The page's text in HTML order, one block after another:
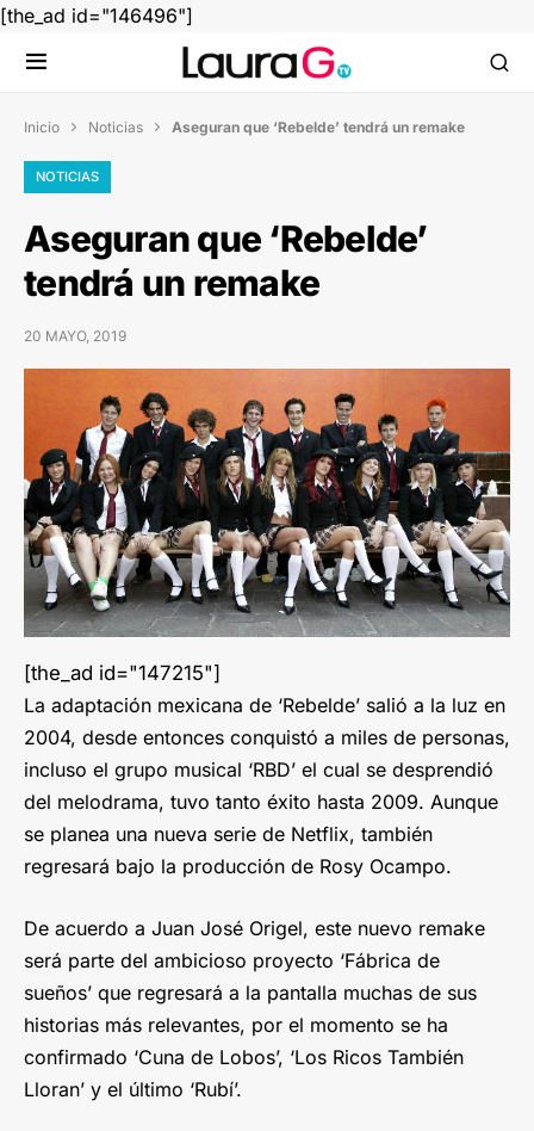
[the_ad id="146496"]
Inicio  Noticias  Aseguran que ‘Rebelde’ tendrá un remake
NOTICIAS
Aseguran que ‘Rebelde’
tendrá un remake
20 MAYO, 2019
[the_ad id="147215"]
La adaptación mexicana de ‘Rebelde’ salió a la luz en
2004, desde entonces conquistó a miles de personas,
incluso el grupo musical ‘RBD’ el cual se desprendió
del melodrama, tuvo tanto éxito hasta 2009. Aunque
se planea una nueva serie de Netflix, también
regresará bajo la producción de Rosy Ocampo.
De acuerdo a Juan José Origel, este nuevo remake
será parte del ambicioso proyecto ‘Fábrica de
sueños’ que regresará a la pantalla muchas de sus
historias más relevantes, por el momento se ha
confirmado ‘Cuna de Lobos’, ‘Los Ricos También
Lloran’ y el último ‘Rubí’.